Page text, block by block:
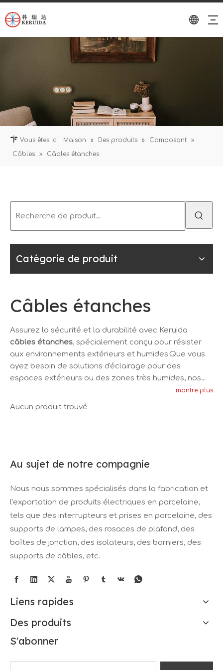
Vous êtes ici: Maison » Des produits » Composant
»
Câbles
» Câbles étanches
Catégorie de produit
Câbles étanches
Assurez la sécurité et la durabilité avec Keruida
câbles étanches, spécialement conçu pour résister
aux environnements extérieurs et humides.Que vous
ayez besoin de solutions d'éclairage pour des
espaces extérieurs ou des zones très humides, nos
câbles étanches offrent des performances fiables et
une tranquillité d'esprit.Faites confiance à Keruida
montre plus
Aucun produit trouvé
Au sujet de notre compagnie
Nous nous sommes spécialisés dans la fabrication et
l'exportation de produits électriques en porcelaine,
tels que des interrupteurs et prises en porcelaine, des
supports de lampes, des rosaces de plafond, des
boîtes de jonction, des isolateurs, des borniers, des
supports de câbles, etc.
Liens rapides
Des produits
S'abonner